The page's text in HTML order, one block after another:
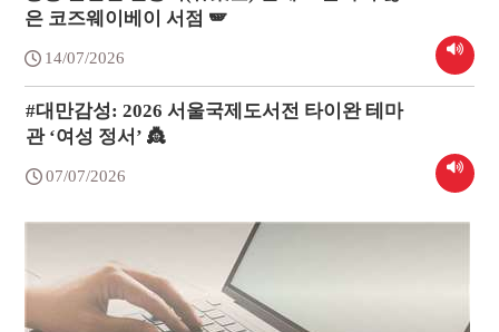
은 코즈웨이베이 서점 🪽
14/07/2026
#대만감성: 2026 서울국제도서전 타이완 테마
관 ‘여성 정서’ 👸
07/07/2026